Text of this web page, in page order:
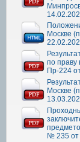
Москве
по
Пр-224
Москве
№ 235 от